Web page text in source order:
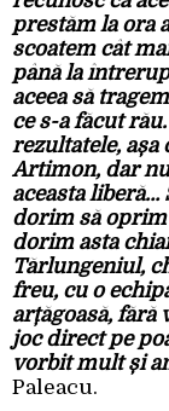
prestăm la ora
scoatem cât
până la
aceea să
ce s-a făcut
rezultatele, așa
Artimon, dar
aceasta
dorim să oprim
dorim asta
Tărlungeniul,
freu, cu o
arțăgoasă, fără
joc direct pe
vorbit mult și
Paleacu.